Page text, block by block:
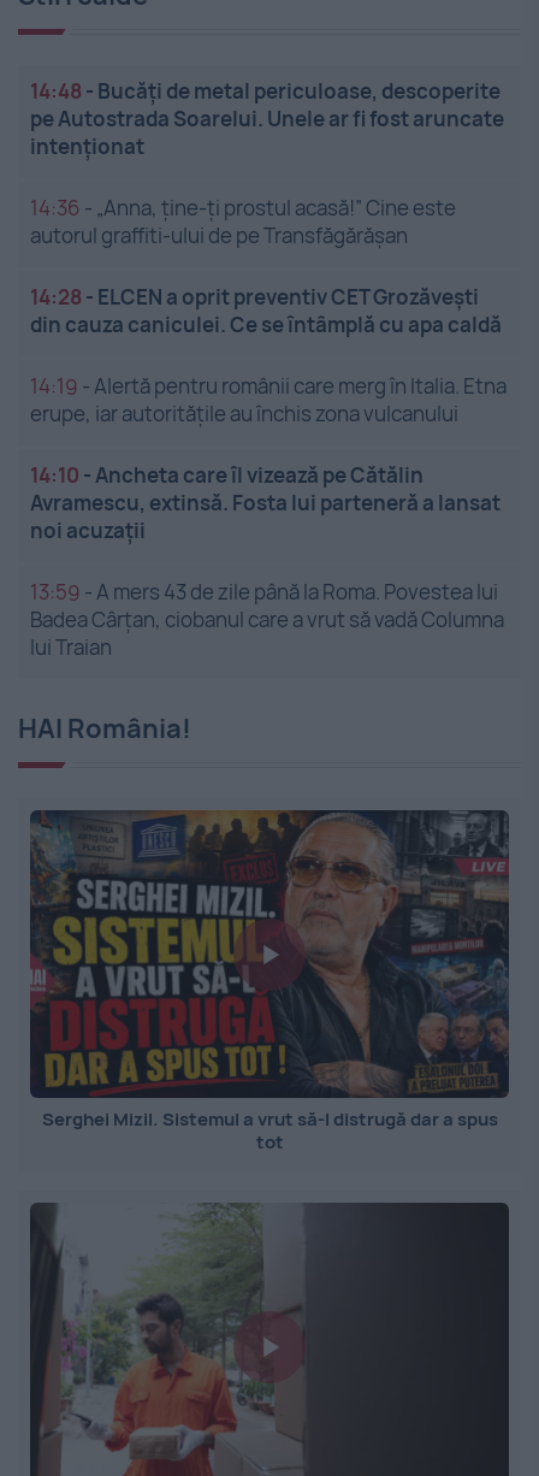
14:48 - Bucăți de metal periculoase, descoperite
pe Autostrada Soarelui. Unele ar fi fost aruncate
intenționat
14:36 - „Anna, ține-ți prostul acasă!” Cine este
autorul graffiti-ului de pe Transfăgărășan
14:28 - ELCEN a oprit preventiv CET Grozăveşti
din cauza caniculei. Ce se întâmplă cu apa caldă
14:19 -Alertă pentru românii care merg în Italia. Etna
erupe, iar autoritățile au închis zona vulcanului
14:10 -Ancheta care îl vizează pe Cătălin
Avramescu, extinsă. Fosta lui parteneră a lansat
noi acuzații
13:59 -A mers 43 de zile până la Roma. Povestea lui
Badea Cârțan, ciobanul care a vrut să vadă Columna
lui Traian
HAI România!
Serghei Mizil. Sistemul a vrut să-l distrugă dar a spus
tot